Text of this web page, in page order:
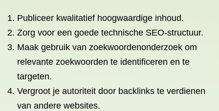
Publiceer kwalitatief hoogwaardige inhoud.
Zorg voor een goede technische SEO-structuur.
Maak gebruik van zoekwoordenonderzoek om
relevante zoekwoorden te identificeren en te
targeten.
Vergroot je autoriteit door backlinks te verdienen
van andere websites.